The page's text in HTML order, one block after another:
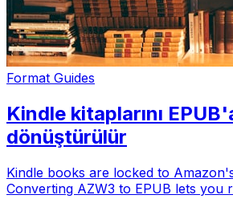
Format Guides
Kindle kitaplarını
dönüştürülür
Kindle books are locked to
Converting AZW3 to EPUB lets you